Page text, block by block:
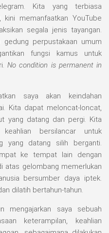
Kita yang terbiasa
memanfaatkan YouTube
segala jenis tayangan.
gedung perpustakaan umum
fungsi kamus untuk
No condition is permanent in
saya akan keindahan
Kita dapat meloncat-loncat,
yang datang dan pergi. Kita
bersilancar untuk
yang datang silih berganti.
ke tempat lain dengan
atas gelombang memerlukan
bersumber daya iptek.
dilatih bertahun-tahun.
mengajarkan saya sebuah
keterampilan, keahlian